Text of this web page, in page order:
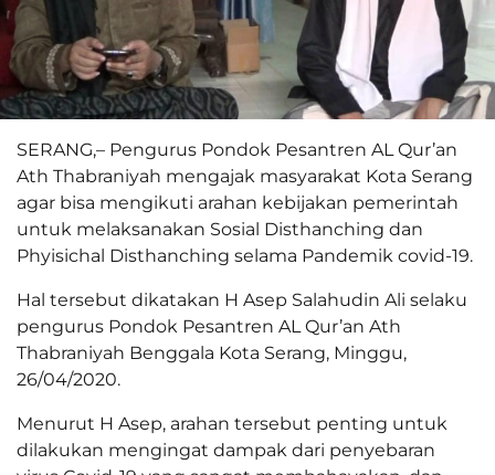
SERANG,– Pengurus Pondok Pesantren AL Qur’an
Ath Thabraniyah mengajak masyarakat Kota Serang
agar bisa mengikuti arahan kebijakan pemerintah
untuk melaksanakan Sosial Disthanching dan
Phyisichal Disthanching selama Pandemik covid-19.
Hal tersebut dikatakan H Asep Salahudin Ali selaku
pengurus Pondok Pesantren AL Qur’an Ath
Thabraniyah Benggala Kota Serang, Minggu,
26/04/2020.
Menurut H Asep, arahan tersebut penting untuk
dilakukan mengingat dampak dari penyebaran